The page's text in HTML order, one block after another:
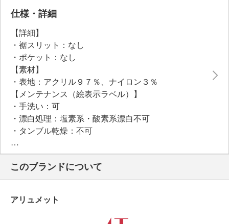
仕様・詳細
【詳細】
・裾スリット：なし
・ポケット：なし
【素材】
・表地：アクリル９７％、ナイロン３％
【メンテナンス（絵表示ラベル）】
・手洗い：可
・漂白処理：塩素系・酸素系漂白不可
・タンブル乾燥：不可
・自然乾燥：日陰の平干し
・アイロン仕上げ：可（低温）
・ドライクリーニング：石油系ドライクリーニング可
・ウエットクリーニング：可
・個体差あり
このブランドについて
アリュメット